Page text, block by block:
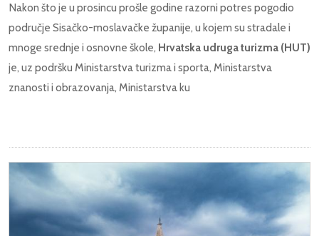
Nakon što je u prosincu prošle godine razorni potres pogodio
područje Sisačko-moslavačke županije, u kojem su stradale i
mnoge srednje i osnovne škole, Hrvatska udruga turizma (HUT)
je, uz podršku Ministarstva turizma i sporta, Ministarstva
znanosti i obrazovanja, Ministarstva ku